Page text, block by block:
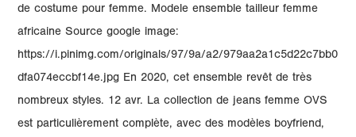
de costume pour femme. Modele ensemble tailleur femme
africaine Source google image:
https://i.pinimg.com/originals/97/9a/a2/979aa2a1c5d22c7bb0
dfa074eccbf14e.jpg En 2020, cet ensemble revêt de très
nombreux styles. 12 avr. La collection de jeans femme OVS
est particulièrement complète, avec des modèles boyfriend,